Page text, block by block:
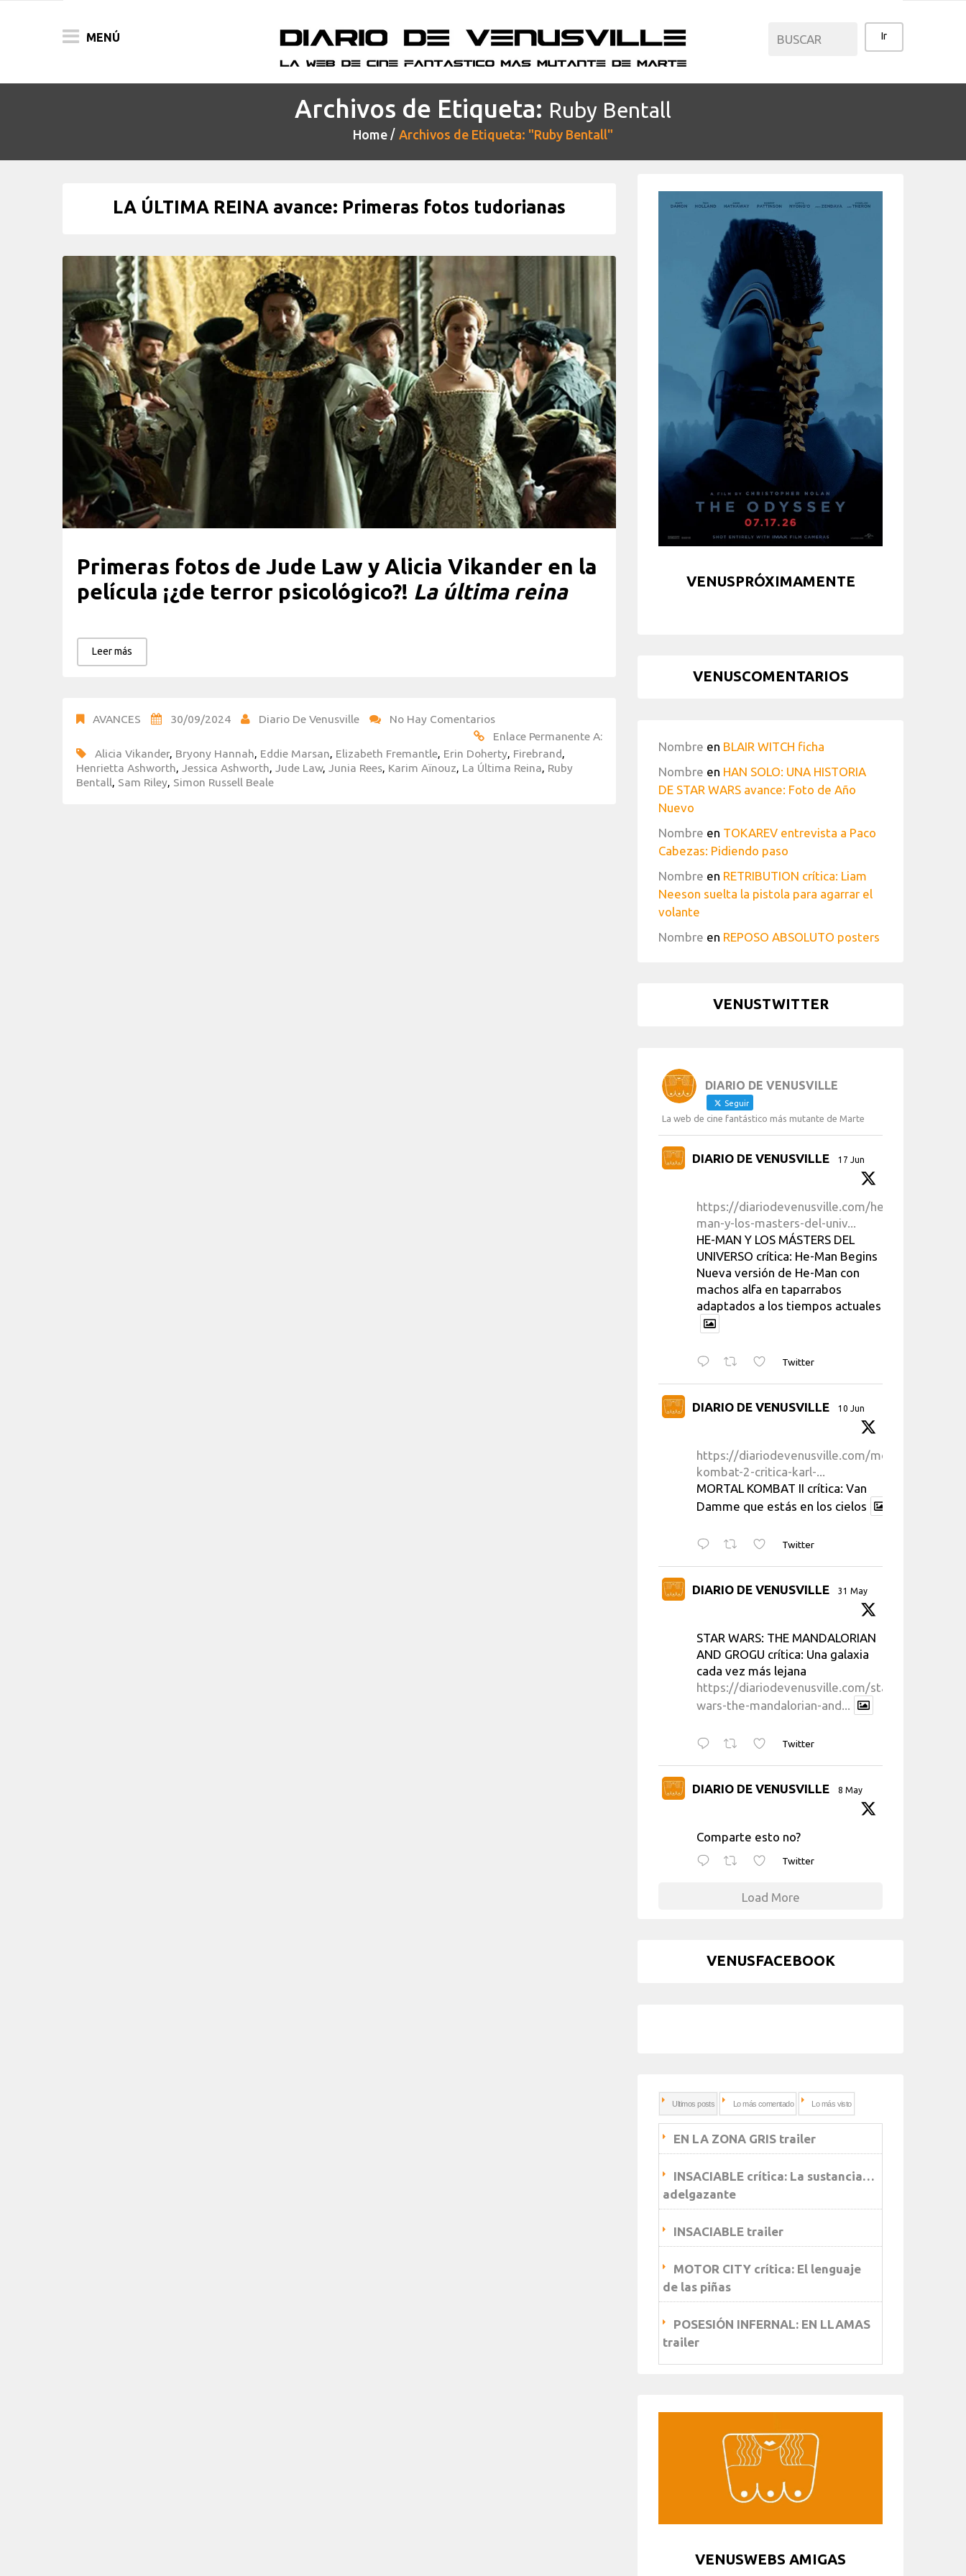
MENÚ
Archivos de Etiqueta: Ruby Bentall
Home Archivos de Etiqueta: "Ruby Bentall"
LA ÚLTIMA REINA avance: Primeras fotos tudorianas
Primeras fotos de Jude Law y Alicia Vikander en la
película ¡¿de terror psicológico?! La última reina
Leer más
AVANCES 30/09/2024 Diario De Venusville
No Hay Comentarios
Enlace Permanente A:
Alicia Vikander, Bryony Hannah, Eddie Marsan, Elizabeth Fremantle, Erin Doherty, Firebrand,
Henrietta Ashworth, Jessica Ashworth, Jude Law, Junia Rees, Karim Aïnouz, La Última Reina, Ruby
Bentall, Sam Riley, Simon Russell Beale
VENUSPRÓXIMAMENTE
VENUSCOMENTARIOS
Nombre en BLAIR WITCH ficha
Nombre en HAN SOLO: UNA HISTORIA
DE STAR WARS avance: Foto de Año
Nuevo
Nombre en TOKAREV entrevista a Paco
Cabezas: Pidiendo paso
Nombre en RETRIBUTION crítica: Liam
Neeson suelta la pistola para agarrar el
volante
Nombre en REPOSO ABSOLUTO posters
VENUSTWITTER
DIARIO DE VENUSVILLE
Seguir
La web de cine fantástico más mutante de Marte
DIARIO DE VENUSVILLE 17 Jun
https://diariodevenusville.com/he-
man-y-los-masters-del-univ...
HE-MAN Y LOS MÁSTERS DEL
UNIVERSO crítica: He-Man Begins
Nueva versión de He-Man con
machos alfa en taparrabos
adaptados a los tiempos actuales
Twitter
DIARIO DE VENUSVILLE 10 Jun
https://diariodevenusville.com/mortal-
kombat-2-critica-karl-...
MORTAL KOMBAT II crítica: Van
Damme que estás en los cielos
Twitter
DIARIO DE VENUSVILLE 31 May
STAR WARS: THE MANDALORIAN
AND GROGU crítica: Una galaxia
cada vez más lejana
https://diariodevenusville.com/star-
wars-the-mandalorian-and...
Twitter
DIARIO DE VENUSVILLE 8 May
Comparte esto no?
Twitter
Load More
VENUSFACEBOOK
Ultimos posts Lo más comentado Lo más visto
EN LA ZONA GRIS trailer
INSACIABLE crítica: La sustancia…
adelgazante
INSACIABLE trailer
MOTOR CITY crítica: El lenguaje
de las piñas
POSESIÓN INFERNAL: EN LLAMAS
trailer
VENUSWEBS AMIGAS
FESTIVALES